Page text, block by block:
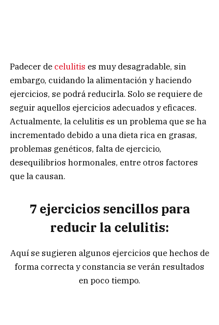
Padecer de celulitis es muy desagradable, sin
embargo, cuidando la alimentación y haciendo
ejercicios, se podrá reducirla. Solo se requiere de
seguir aquellos ejercicios adecuados y eficaces.
Actualmente, la celulitis es un problema que se ha
incrementado debido a una dieta rica en grasas,
problemas genéticos, falta de ejercicio,
desequilibrios hormonales, entre otros factores
que la causan.
7 ejercicios sencillos para
reducir la celulitis:
Aquí se sugieren algunos ejercicios que hechos de
forma correcta y constancia se verán resultados
en poco tiempo.